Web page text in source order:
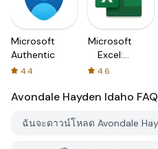
Microsoft
Authenticator
4.4
Microsoft
Excel:
Spreadsheets
4.6
Avondale Hayden Idaho FAQ